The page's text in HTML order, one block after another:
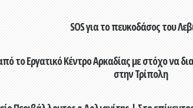
SOS για το πευκοδάσος του
το Εργατικό Κέντρο Αρκαδίας με στόχο να
στην Τρίπολη